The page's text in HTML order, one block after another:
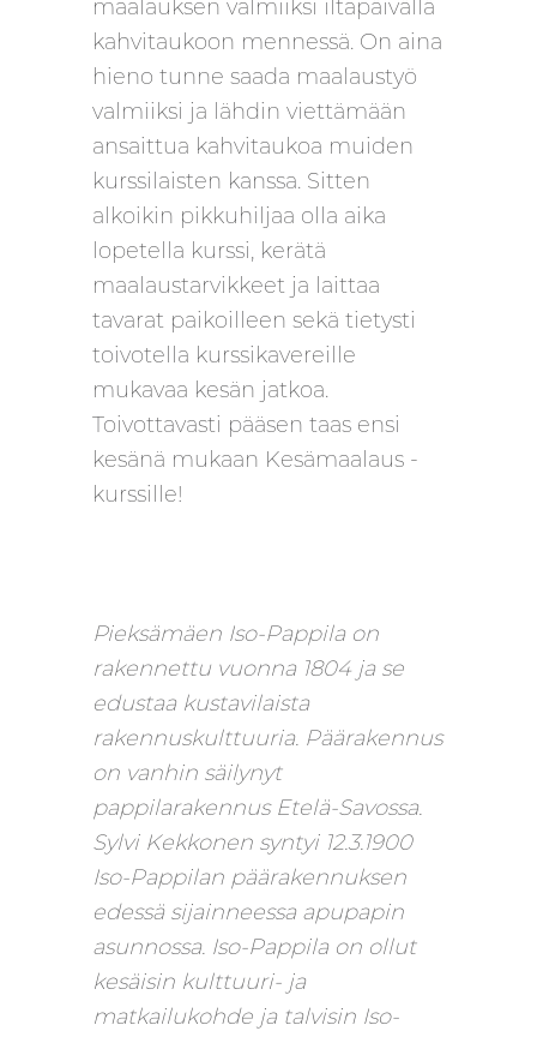
maalauksen valmiiksi iltapäivällä
kahvitaukoon mennessä. On aina
hieno tunne saada maalaustyö
valmiiksi ja lähdin viettämään
ansaittua kahvitaukoa muiden
kurssilaisten kanssa. Sitten
alkoikin pikkuhiljaa olla aika
lopetella kurssi, kerätä
maalaustarvikkeet ja laittaa
tavarat paikoilleen sekä tietysti
toivotella kurssikavereille
mukavaa kesän jatkoa.
Toivottavasti pääsen taas ensi
kesänä mukaan Kesämaalaus -
kurssille!
Pieksämäen Iso-Pappila on
rakennettu vuonna 1804 ja se
edustaa kustavilaista
rakennuskulttuuria. Päärakennus
on vanhin säilynyt
pappilarakennus Etelä-Savossa.
Sylvi Kekkonen syntyi 12.3.1900
Iso-Pappilan päärakennuksen
edessä sijainneessa apupapin
asunnossa. Iso-Pappila on ollut
kesäisin kulttuuri- ja
matkailukohde ja talvisin Iso-